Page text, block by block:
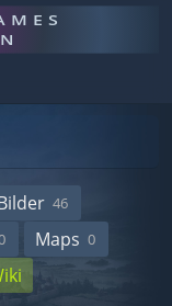
46
Maps 0